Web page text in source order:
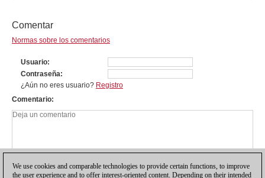
Comentar
Normas sobre los comentarios
Usuario
Contraseña
¿Aún no eres usuario? Registro
Comentario
We use cookies and comparable technologies to provide certain functions, to improve
the user experience and to offer interest-oriented content. Depending on their intended